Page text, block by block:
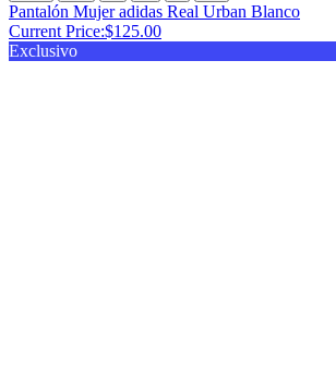
Pantalón Mujer adidas Real Urban Blanco
Current Price:$125.00
Exclusivo